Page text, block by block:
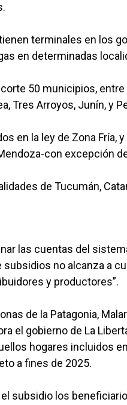
terminales en los
en determinadas
50 municipios, entre
Tres Arroyos, Junín, y
en la ley de Zona Fría,
con excepción
de Tucumán,
las cuentas del
no alcanza a
y productores”.
de la Patagonia,
el gobierno de La
hogares incluidos
a fines de 2025.
subsidio los